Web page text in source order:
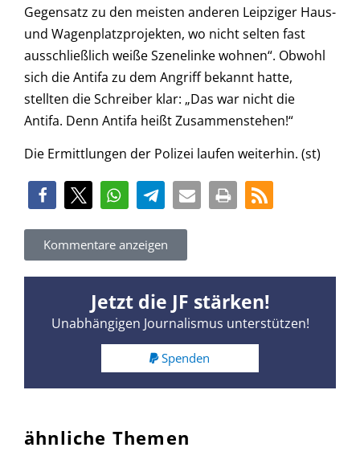
Gegensatz zu den meisten anderen Leipziger Haus-
und Wagenplatzprojekten, wo nicht selten fast
ausschließlich weiße Szenelinke wohnen“. Obwohl
sich die Antifa zu dem Angriff bekannt hatte,
stellten die Schreiber klar: „Das war nicht die
Antifa. Denn Antifa heißt Zusammenstehen!“
Die Ermittlungen der Polizei laufen weiterhin. (st)
Kommentare anzeigen
Jetzt die JF stärken!
Unabhängigen Journalismus unterstützen!
Spenden
ähnliche Themen